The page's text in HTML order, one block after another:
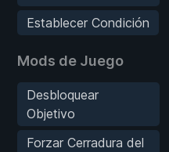
Establecer Condición
Mods de Juego
Desbloquear
Objetivo
Forzar Cerradura del